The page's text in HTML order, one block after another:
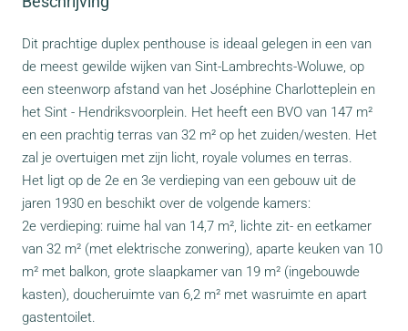
Dit prachtige duplex penthouse is ideaal gelegen in een van
de meest gewilde wijken van Sint-Lambrechts-Woluwe, op
een steenworp afstand van het Joséphine Charlotteplein en
het Sint - Hendriksvoorplein. Het heeft een BVO van 147 m²
en een prachtig terras van 32 m² op het zuiden/westen. Het
zal je overtuigen met zijn licht, royale volumes en terras.
Het ligt op de 2e en 3e verdieping van een gebouw uit de
jaren 1930 en beschikt over de volgende kamers:
2e verdieping: ruime hal van 14,7 m², lichte zit- en eetkamer
van 32 m² (met elektrische zonwering), aparte keuken van 10
m² met balkon, grote slaapkamer van 19 m² (ingebouwde
kasten), doucheruimte van 6,2 m² met wasruimte en apart
gastentoilet.